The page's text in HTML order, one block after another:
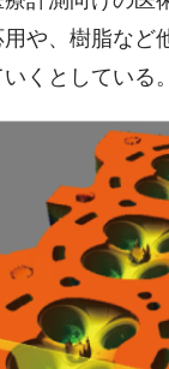
や、樹脂など
くとしている。